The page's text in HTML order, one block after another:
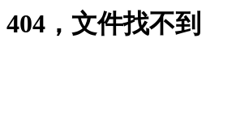
404，文件找不到